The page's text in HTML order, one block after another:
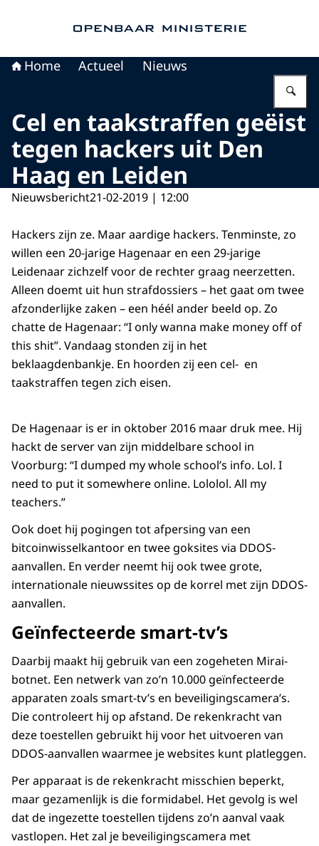
Home Actueel Nieuws
Cel en taakstraffen geëist
tegen hackers uit Den
Haag en Leiden
Nieuwsbericht21-02-2019 | 12:00
Hackers zijn ze. Maar aardige hackers. Tenminste, zo
willen een 20-jarige Hagenaar en een 29-jarige
Leidenaar zichzelf voor de rechter graag neerzetten.
Alleen doemt uit hun strafdossiers – het gaat om twee
afzonderlijke zaken – een héél ander beeld op. Zo
chatte de Hagenaar: “I only wanna make money off of
this shit”. Vandaag stonden zij in het
beklaagdenbankje. En hoorden zij een cel- en
taakstraffen tegen zich eisen.
De Hagenaar is er in oktober 2016 maar druk mee. Hij
hackt de server van zijn middelbare school in
Voorburg: “I dumped my whole school’s info. Lol. I
need to put it somewhere online. Lololol. All my
teachers.”
Ook doet hij pogingen tot afpersing van een
bitcoinwisselkantoor en twee goksites via DDOS-
aanvallen. En verder neemt hij ook twee grote,
internationale nieuwssites op de korrel met zijn DDOS-
aanvallen.
Geïnfecteerde smart-tv’s
Daarbij maakt hij gebruik van een zogeheten Mirai-
botnet. Een netwerk van zo’n 10.000 geïnfecteerde
apparaten zoals smart-tv’s en beveiligingscamera’s.
Die controleert hij op afstand. De rekenkracht van
deze toestellen gebruikt hij voor het uitvoeren van
DDOS-aanvallen waarmee je websites kunt platleggen.
Per apparaat is de rekenkracht misschien beperkt,
maar gezamenlijk is die formidabel. Het gevolg is wel
dat de ingezette toestellen tijdens zo’n aanval vaak
vastlopen. Het zal je beveiligingscamera met